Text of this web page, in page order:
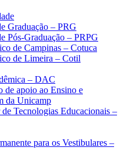
Graduação – PRG
Pós-Graduação – PRPG
de Campinas – Cotuca
de Limeira – Cotil
– DAC
de apoio ao Ensino e
da Unicamp
Tecnologias Educacionais –
para os Vestibulares –